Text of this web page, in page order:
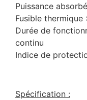
Puissance
Fusible
Durée de
continu
Indice de
Spécification :